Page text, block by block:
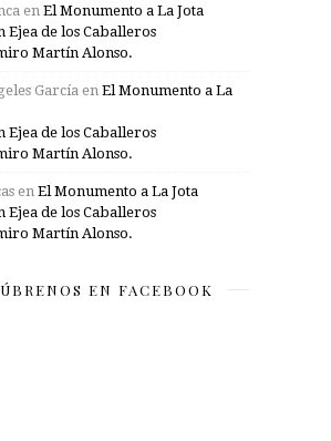
en El Monumento a La Jota
Ejea de los Caballeros
Martín Alonso.
García en El Monumento a La
Ejea de los Caballeros
Martín Alonso.
en El Monumento a La Jota
Ejea de los Caballeros
Martín Alonso.
EN FACEBOOK